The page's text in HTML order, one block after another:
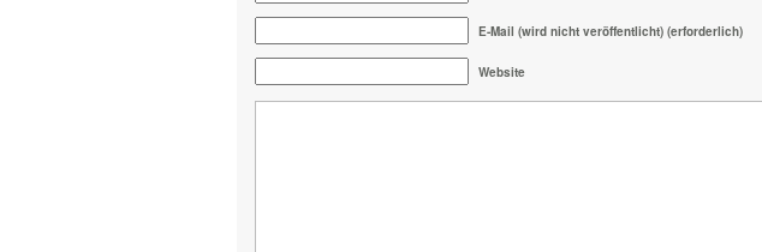
E-Mail (wird nicht veröffentlicht) (erforderlich)
Website